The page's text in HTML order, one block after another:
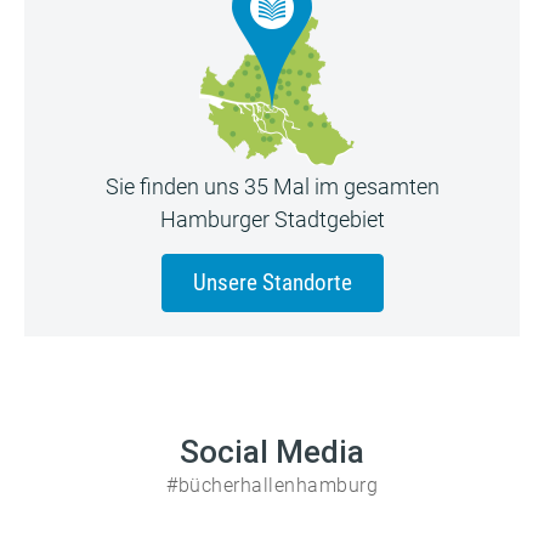
Sie finden uns 35 Mal im gesamten
Hamburger Stadtgebiet
Unsere Standorte
Social Media
#bücherhallenhamburg